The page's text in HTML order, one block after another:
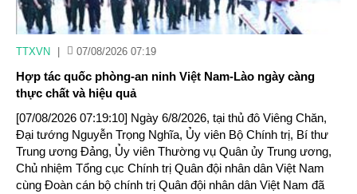
TTXVN 07/08/2026 07:19
Hợp tác quốc phòng-an ninh Việt Nam-Lào ngày càng
thực chất và hiệu quả
[07/08/2026 07:19:10] Ngày 6/8/2026, tại thủ đô Viêng Chăn,
Đại tướng Nguyễn Trọng Nghĩa, Ủy viên Bộ Chính trị, Bí thư
Trung ương Đảng, Ủy viên Thường vụ Quân ủy Trung ương,
Chủ nhiệm Tổng cục Chính trị Quân đội nhân dân Việt Nam
cùng Đoàn cán bộ chính trị Quân đội nhân dân Việt Nam đã